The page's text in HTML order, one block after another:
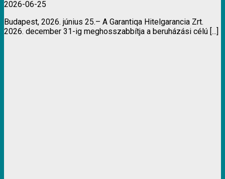
2026-06-25
Budapest, 2026. június 25.– A Garantiqa Hitelgarancia Zrt.
2026. december 31-ig meghosszabbítja a beruházási célú [...]